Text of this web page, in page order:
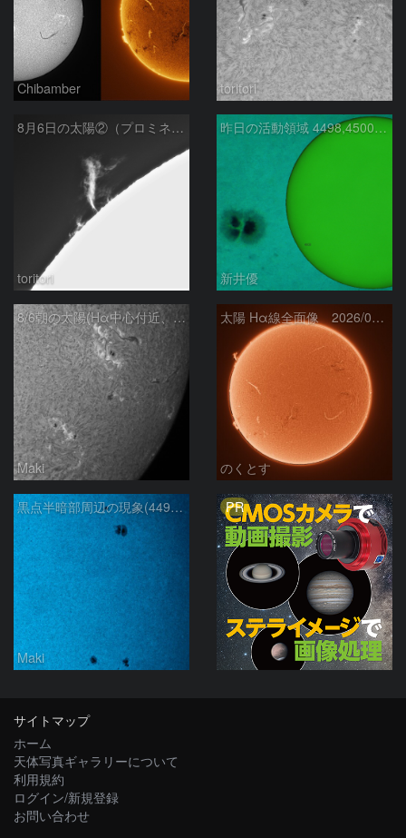
Chibamber toritori
8月6日の太陽②（プロミネン北東縁 ）
toritori
昨日の活動領域 4498,4500：2026/08/05
新井優
8/6朝の太陽(Hα中心付近、4498、4502付近)
Maki
太陽 Hα線全面像 2026/08/06
のくとす
黒点半暗部周辺の現象(4498、4502付近)8/6
Maki
PR
サイトマップ
ホーム
天体写真ギャラリーについて
利用規約
ログイン/新規登録
お問い合わせ